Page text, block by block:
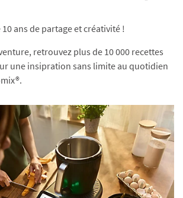
ans de partage et créativité !
retrouvez plus de 10 000 recettes
une insipration sans limite au quotidien